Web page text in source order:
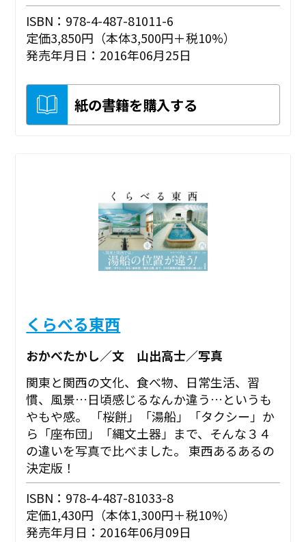
ISBN：978-4-487-81011-6
定価3,850円（本体3,500円＋税10%）
発売年月日：2016年06月25日
紙の書籍を購入する
くらべる東西
おかべたかし／文 山出高士／写真
関東と関西の文化、食べ物、日常生活、習
慣、風景…日頃感じるなんか違う…というも
やもや感。 「桜餅」「湯船」「タクシー」か
ら「座布団」「縄文土器」まで、そんな３４
の違いを写真で比べました。 東西あるあるの
決定版！
ISBN：978-4-487-81033-8
定価1,430円（本体1,300円＋税10%）
発売年月日：2016年06月09日